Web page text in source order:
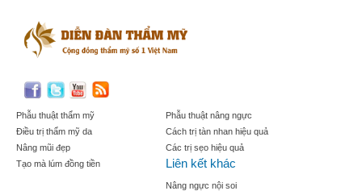
Phẫu thuật thẩm mỹ
Điều trị thẩm mỹ da
Nâng mũi đẹp
Tạo mà lúm đồng tiền
Phẫu thuật nâng ngực
Cách trị tàn nhan hiệu quả
Các trị sẹo hiệu quả
Liên kết khác
Nâng ngực nội soi